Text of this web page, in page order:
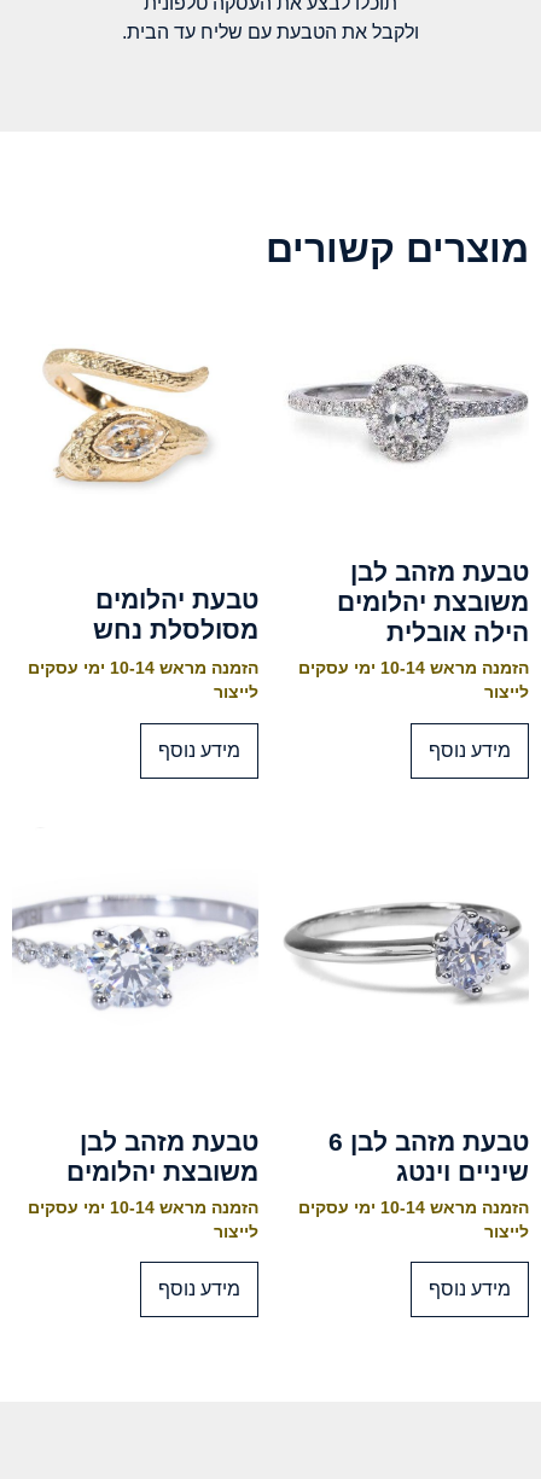
ולקבל את הטבעת עם שליח עד הבית.
מוצרים קשורים
טבעת מזהב לבן
משובצת יהלומים
הילה אובלית
הזמנה מראש 10-14 ימי עסקים
לייצור
מידע נוסף
טבעת יהלומים
מסולסלת נחש
הזמנה מראש 10-14 ימי עסקים
לייצור
מידע נוסף
טבעת מזהב לבן 6
שיניים וינטג
הזמנה מראש 10-14 ימי עסקים
לייצור
מידע נוסף
טבעת מזהב לבן
משובצת יהלומים
הזמנה מראש 10-14 ימי עסקים
לייצור
מידע נוסף